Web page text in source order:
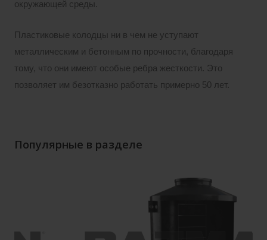
окружающей среды.
Пластиковые колодцы ни в чем не уступают
металлическим и бетонным по прочности, благодаря
тому, что они имеют особые ребра жесткости. Это
позволяет им безотказно работать примерно 50 лет.
Популярные в разделе